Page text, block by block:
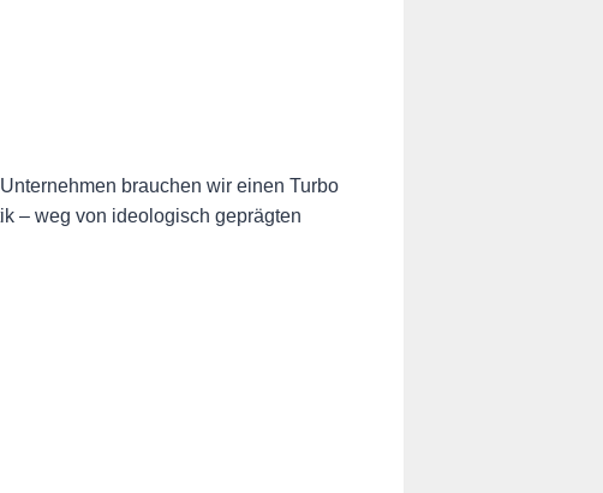
brauchen wir einen Turbo
– weg von ideologisch geprägten